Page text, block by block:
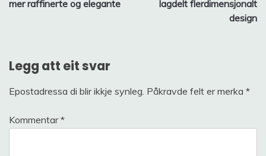
mer raffinerte og elegante
lagdelt flerdimensjonalt
design
Legg att eit svar
Epostadressa di blir ikkje synleg. Påkravde felt er merka *
Kommentar*